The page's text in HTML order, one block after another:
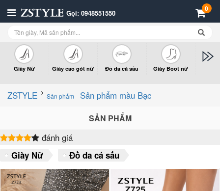
Gọi: 0948551550 0
Giày Nữ Giày cao gót nữ Đồ da cá sấu Giày Boot nữ
ZSTYLE Sản phẩm Sản phẩm màu Bạc
SẢN PHẨM
đánh giá
Giày Nữ Đồ da cá sấu